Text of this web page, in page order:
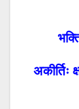
अकीर्तिः